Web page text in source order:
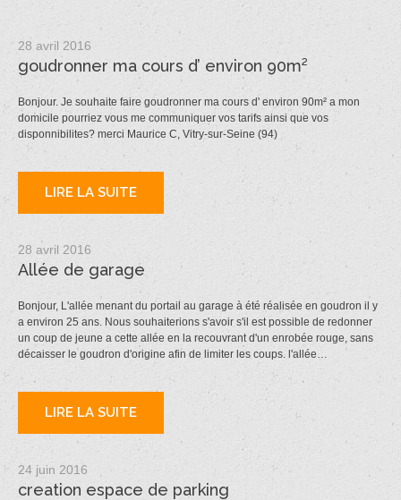
28 avril 2016
goudronner ma cours d’ environ 90m²
Bonjour. Je souhaite faire goudronner ma cours d' environ 90m² a mon
domicile pourriez vous me communiquer vos tarifs ainsi que vos
disponnibilites? merci Maurice C, Vitry-sur-Seine (94)
LIRE LA SUITE
28 avril 2016
Allée de garage
Bonjour, L'allée menant du portail au garage à été réalisée en goudron il y
a environ 25 ans. Nous souhaiterions s'avoir s'il est possible de redonner
un coup de jeune a cette allée en la recouvrant d'un enrobée rouge, sans
décaisser le goudron d'origine afin de limiter les coups. l'allée…
LIRE LA SUITE
24 juin 2016
creation espace de parking